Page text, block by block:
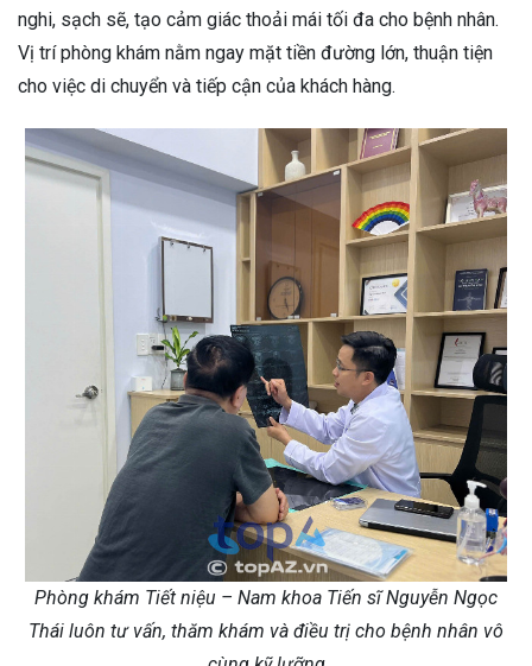
nghi, sạch sẽ, tạo cảm giác thoải mái tối đa cho bệnh nhân.
Vị trí phòng khám nằm ngay mặt tiền đường lớn, thuận tiện
cho việc di chuyển và tiếp cận của khách hàng.
Phòng khám Tiết niệu – Nam khoa Tiến sĩ Nguyễn Ngọc
Thái luôn tư vấn, thăm khám và điều trị cho bệnh nhân vô